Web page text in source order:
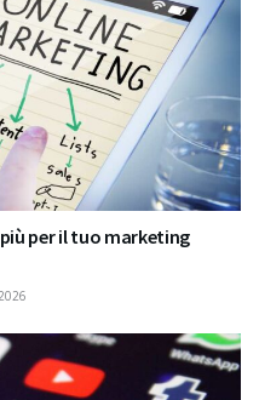
per il tuo marketing